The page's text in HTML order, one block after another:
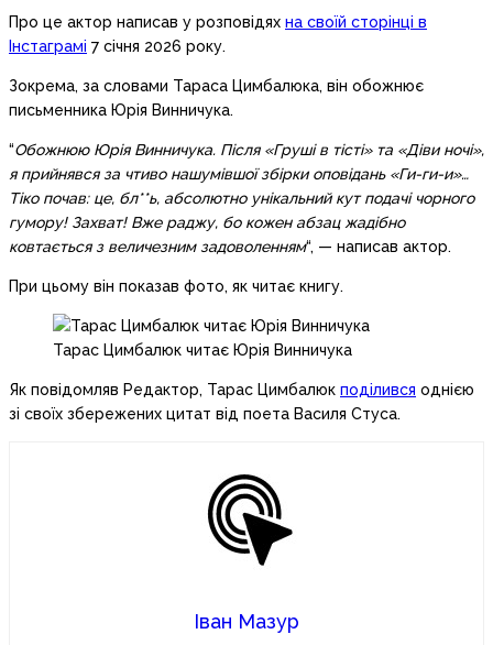
Про це актор написав у розповідях на своїй сторінці в
Інстаграмі 7 січня 2026 року.
Зокрема, за словами Тараса Цимбалюка, він обожнює
письменника Юрія Винничука.
“Обожнюю Юрія Винничука. Після «Груші в тісті» та «Діви ночі»,
я прийнявся за чтиво нашумівшої збірки оповідань «Ги-ги-и»…
Тіко почав: це, бл**ь, абсолютно унікальний кут подачі чорного
гумору! Захват! Вже раджу, бо кожен абзац жадібно
ковтається з величезним задоволенням“, — написав актор.
При цьому він показав фото, як читає книгу.
Тарас Цимбалюк читає Юрія Винничука
Як повідомляв Редактор, Тарас Цимбалюк поділився однією
зі своїх збережених цитат від поета Василя Стуса.
Іван Мазур